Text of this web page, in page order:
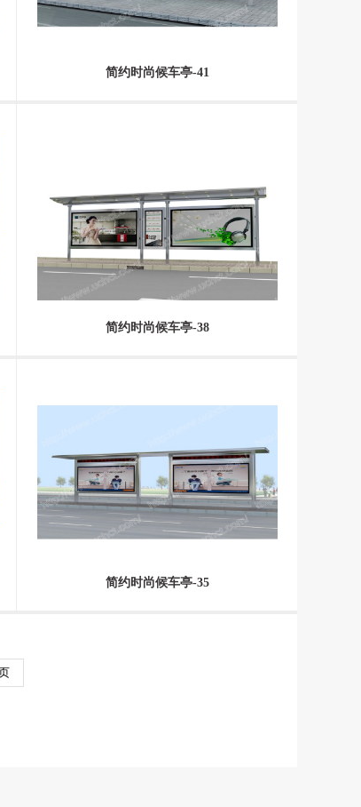
简约时尚候车亭-41
简约时尚候车亭-38
简约时尚候车亭-35